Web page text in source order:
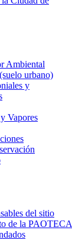
Ambiental
urbano)
y
Vapores
del sitio
de la PAOTECA